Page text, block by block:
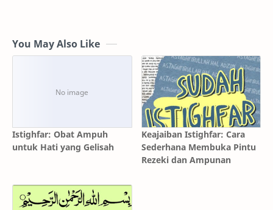
You May Also Like
Istighfar: Obat Ampuh
untuk Hati yang Gelisah
Keajaiban Istighfar: Cara
Sederhana Membuka Pintu
Rezeki dan Ampunan